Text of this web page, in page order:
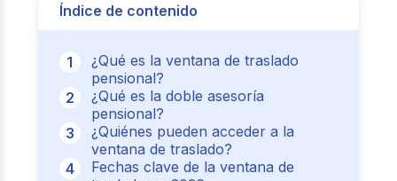
Índice de contenido
¿Qué es la ventana de traslado
pensional?
¿Qué es la doble asesoría
pensional?
¿Quiénes pueden acceder a la
ventana de traslado?
Fechas clave de la ventana de